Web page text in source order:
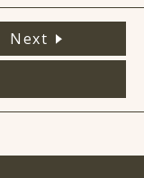
Next